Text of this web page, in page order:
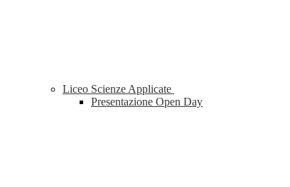
Liceo Scienze Applicate
Presentazione Open Day